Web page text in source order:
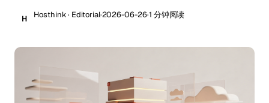
H Hosthink · Editorial·2026-06-26·1 分钟阅读